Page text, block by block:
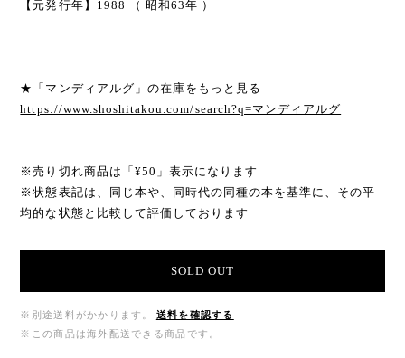
【元発行年】1988 （ 昭和63年 ）
★「マンディアルグ」の在庫をもっと見る
https://www.shoshitakou.com/search?q=マンディアルグ
※売り切れ商品は「¥50」表示になります
※状態表記は、同じ本や、同時代の同種の本を基準に、その平
均的な状態と比較して評価しております
SOLD OUT
※別途送料がかかります。
送料を確認する
※この商品は海外配送できる商品です。